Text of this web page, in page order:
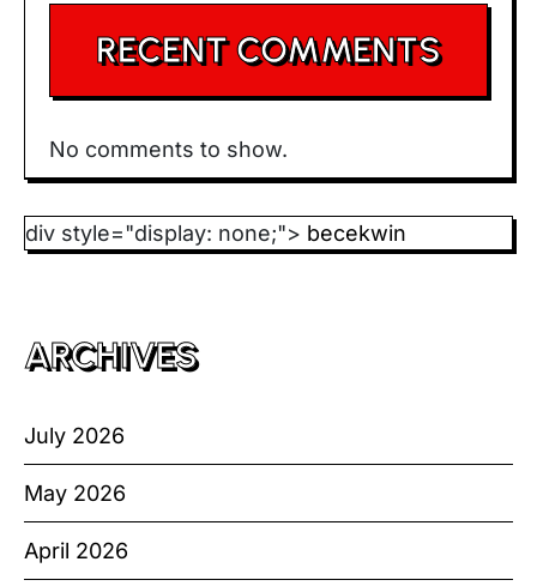
RECENT COMMENTS
No comments to show.
div style="display: none;"> becekwin
ARCHIVES
July 2026
May 2026
April 2026